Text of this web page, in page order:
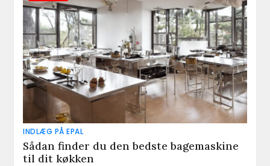
INDLÆG PÅ EPAL
Sådan finder du den bedste bagemaskine
til dit køkken